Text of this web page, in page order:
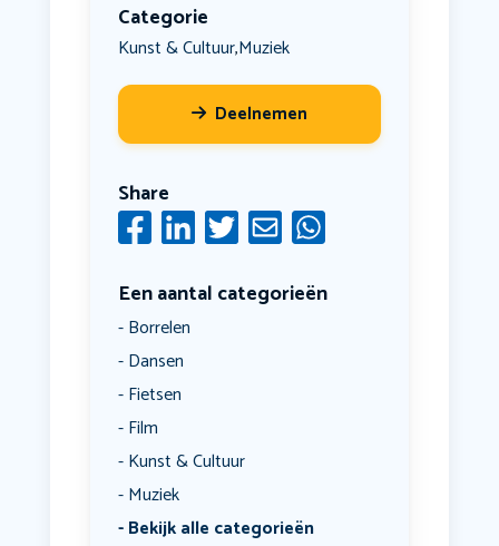
Categorie
Kunst & Cultuur,Muziek
Deelnemen
Share
Een aantal categorieën
Borrelen
Dansen
Fietsen
Film
Kunst & Cultuur
Muziek
Bekijk alle categorieën